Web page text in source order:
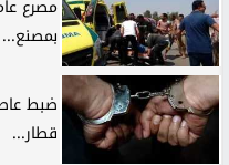
مصرع
بمصنع...
قطار...